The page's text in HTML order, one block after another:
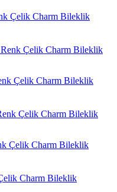
Çelik Charm Bileklik
Çelik Charm Bileklik
Çelik Charm Bileklik